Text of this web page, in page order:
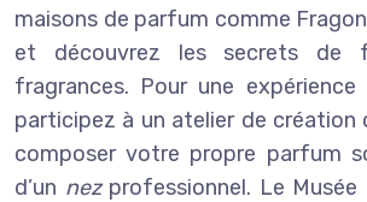
maisons de parfum comme
et découvrez les secrets de
fragrances. Pour une expérience
participez à un atelier de création
composer votre propre parfum
d’un nez professionnel. Le